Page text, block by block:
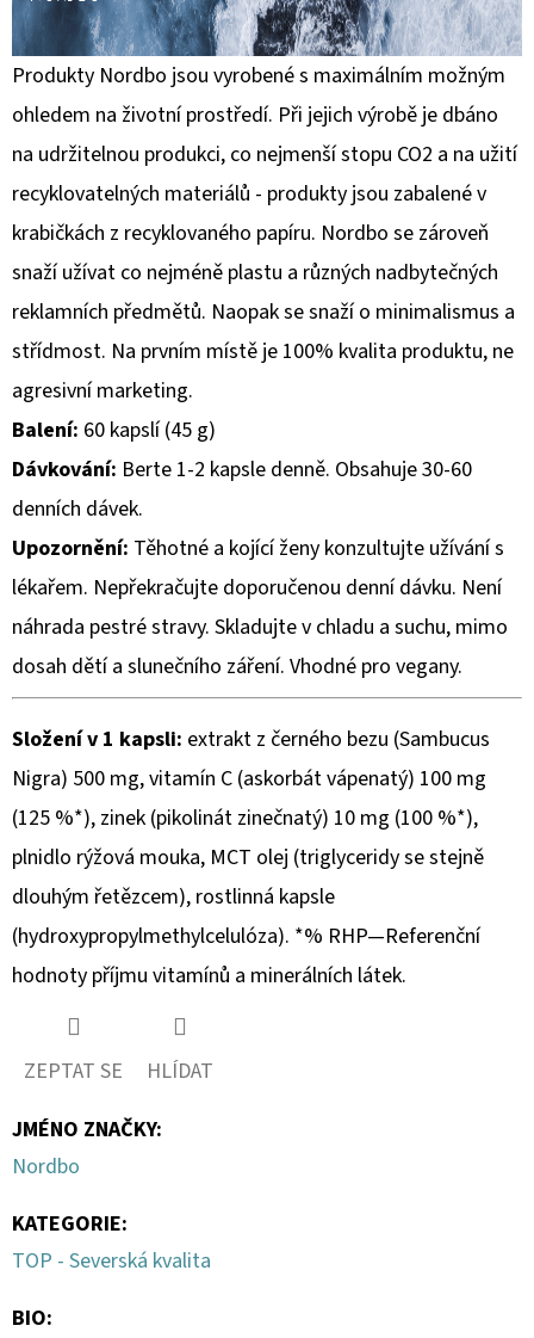
Produkty Nordbo jsou vyrobené s maximálním možným
ohledem na životní prostředí. Při jejich výrobě je dbáno
na udržitelnou produkci, co nejmenší stopu CO2 a na užití
recyklovatelných materiálů - produkty jsou zabalené v
krabičkách z recyklovaného papíru. Nordbo se zároveň
snaží užívat co nejméně plastu a různých nadbytečných
reklamních předmětů. Naopak se snaží o minimalismus a
střídmost. Na prvním místě je 100% kvalita produktu, ne
agresivní marketing.
Balení: 60 kapslí (45 g)
Dávkování: Berte 1-2 kapsle denně. Obsahuje 30-60
denních dávek.
Upozornění: Těhotné a kojící ženy konzultujte užívání s
lékařem. Nepřekračujte doporučenou denní dávku. Není
náhrada pestré stravy. Skladujte v chladu a suchu, mimo
dosah dětí a slunečního záření. Vhodné pro vegany.
Složení v 1 kapsli: extrakt z černého bezu (Sambucus
Nigra) 500 mg, vitamín C (askorbát vápenatý) 100 mg
(125 %*), zinek (pikolinát zinečnatý) 10 mg (100 %*),
plnidlo rýžová mouka, MCT olej (triglyceridy se stejně
dlouhým řetězcem), rostlinná kapsle
(hydroxypropylmethylcelulóza). *% RHP—Referenční
hodnoty příjmu vitamínů a minerálních látek.
ZEPTAT SE
HLÍDAT
JMÉNO ZNAČKY:
Nordbo
KATEGORIE:
TOP - Severská kvalita
BIO: